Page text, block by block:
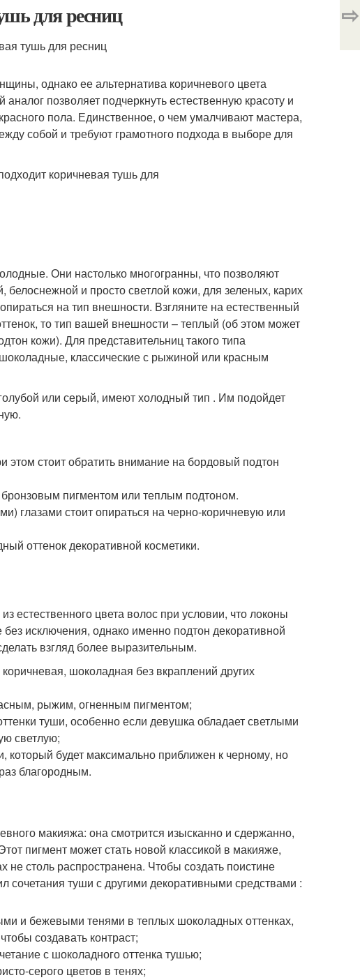
для ресниц
однако ее альтернатива коричневого цвета
позволяет подчеркнуть естественную красоту и
пола. Единственное, о чем умалчивают мастера,
собой и требуют грамотного подхода в выборе для
Они настолько многогранны, что позволяют
белоснежной и просто светлой кожи, для зеленых, карих
на тип внешности. Взгляните на естественный
то тип вашей внешности – теплый (об этом может
кожи). Для представительниц такого типа
классические с рыжиной или красным
или серый, имеют холодный тип . Им подойдет
этом стоит обратить внимание на бордовый подтон
пигментом или теплым подтоном.
глазами стоит опираться на черно-коричневую или
оттенок декоративной косметики.
естественного цвета волос при условии, что локоны
исключения, однако именно подтон декоративной
взгляд более выразительным.
шоколадная без вкраплений других
рыжим, огненным пигментом;
туши, особенно если девушка обладает светлыми
светлую;
будет максимально приближен к черному, но
благородным.
макияжа: она смотрится изысканно и сдержанно,
пигмент может стать новой классикой в макияже,
не столь распространена. Чтобы создать поистине
сочетания туши с другими декоративными средствами :
и бежевыми тенями в теплых шоколадных оттенках,
создавать контраст;
с шоколадного оттенка тушью;
серого цветов в тенях;
⇨